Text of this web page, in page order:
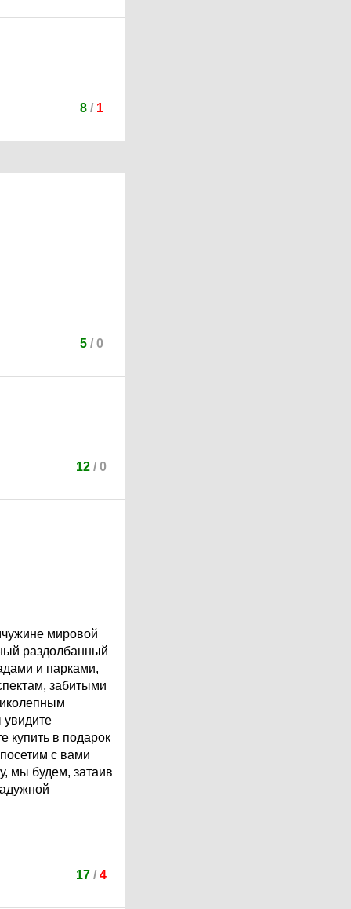
8/ 1
5/ 0
12 / 0
мировой
раздолбанный
и парками,
забитыми
увидите
купить в подарок
с вами
мы будем, затаив
17 / 4